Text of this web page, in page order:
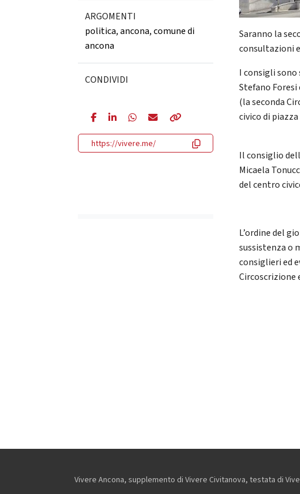
ARGOMENTI
politica,ancona,comune di
ancona
CONDIVIDI
https://vivere.me/
Saranno la
consultazioni
I consigli
Stefano
(la seconda
civico di piazza
Il consiglio
Micaela
del centro
L’ordine del
sussistenza o
consiglieri ed
Circoscrizione
Vivere Ancona, supplemento di Vivere Civitanova, testata di